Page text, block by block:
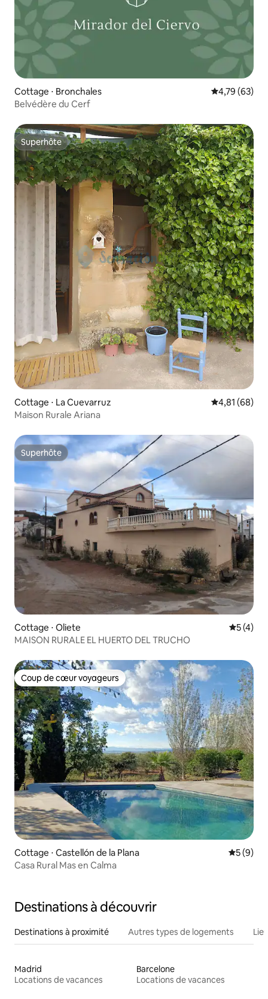
Cottage ⋅ Bronchales Évaluation
4,79 (63)
Belvédère du Cerf
Superhôte
Superhôte
Cottage ⋅ La Cuevarruz Évaluation
4,81 (68)
Maison Rurale Ariana
Superhôte
Superhôte
Cottage ⋅ Oliete
5 (4)
MAISON RURALE EL HUERTO DEL TRUCHO
Coup de cœur voyageurs
Coup de cœur voyageurs
Cottage ⋅ Castellón de la Plana
5 (9)
Casa Rural Mas en Calma
Destinations à découvrir
Destinations à proximité Autres types de logements
Madrid
Locations de vacances
Barcelone
Locations de vacances